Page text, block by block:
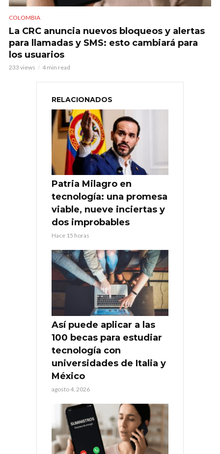
COLOMBIA
La CRC anuncia nuevos bloqueos y alertas
para llamadas y SMS: esto cambiará para
los usuarios
233 views 4 min read
RELACIONADOS
Patria Milagro en
tecnología: una promesa
viable, nueve inciertas y
dos improbables
Hace 15 horas
Así puede aplicar a las
100 becas para estudiar
tecnología con
universidades de Italia y
México
agosto 4, 2026